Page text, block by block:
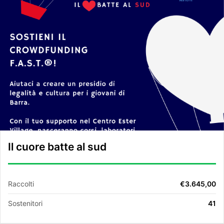
Il cuore batte al sud
Raccolti €3.645,00
Sostenitori 41